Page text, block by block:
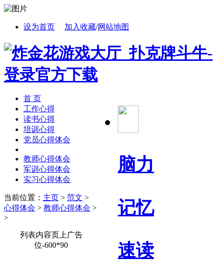
设为首页 加入收藏/网站地图
脑力
记忆
速读
首 页
工作心得
读书心得
培训心得
党员心得体会
教师心得体会
军训心得体会
实习心得体会
当前位置： 主页 > 范文 >
心得体会 > 教师心得体会 >
>
列表内容页上广告
位-600*90